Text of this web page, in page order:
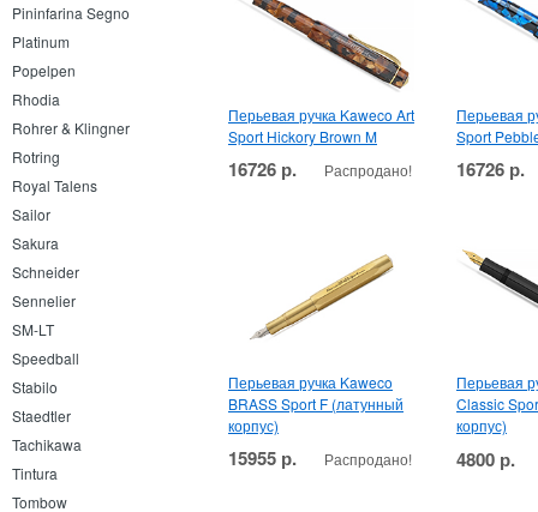
Pininfarina Segno
Platinum
Popelpen
Rhodia
Rohrer & Klingner
Rotring
Royal Talens
Sailor
Sakura
Schneider
Sennelier
SM-LT
Speedball
Stabilo
Staedtler
Tachikawa
Tintura
Tombow
Перьевая ручка Kaweco Art
Sport Hickory Brown M
16726 р. Распродано!
Перьевая
Sport
16726 р.
Перьевая ручка Kaweco
BRASS Sport F (латунный
корпус)
15955 р. Распродано!
Перьевая
Classic
корпус)
4800 р.